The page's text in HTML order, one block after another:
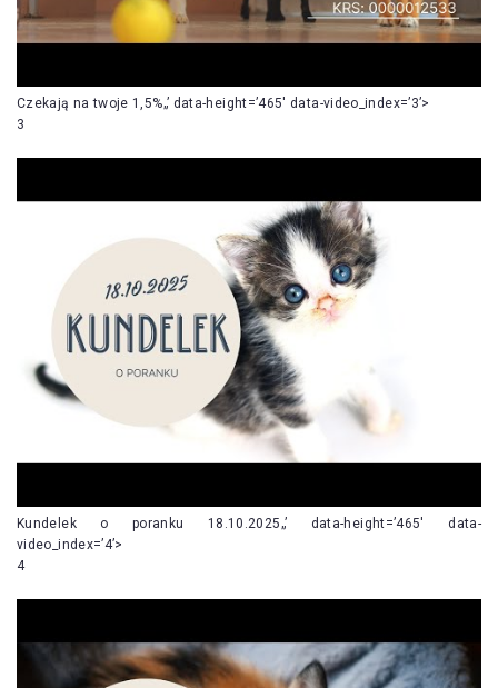
Czekają na twoje 1,5%„’ data-height=’465′ data-video_index=’3’>
3
Kundelek o poranku 18.10.2025„’ data-height=’465′ data-
video_index=’4’>
4